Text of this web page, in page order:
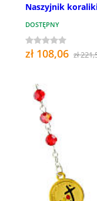
Naszyjnik
DOSTĘPNY
zł 108,06 zł